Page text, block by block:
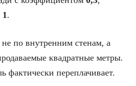
1.
не по внутренним стенам, а
квадратные метры.
фактически переплачивает.